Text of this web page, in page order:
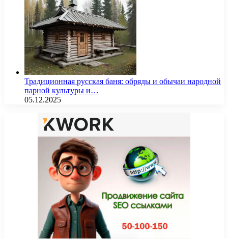
Традиционная русская баня: обряды и обычаи народной
парной культуры и…
05.12.2025